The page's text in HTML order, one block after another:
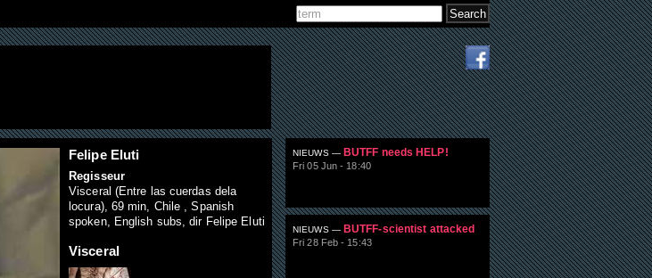
Search form
Search
Felipe Eluti
Regisseur
Visceral (Entre las cuerdas dela
locura), 69 min, Chile , Spanish
spoken, English subs, dir Felipe Eluti
Visceral
NIEUWS — BUTFF needs HELP!
Fri 05 Jun - 18:40
NIEUWS — BUTFF-scientist attacked
Fri 28 Feb - 15:43